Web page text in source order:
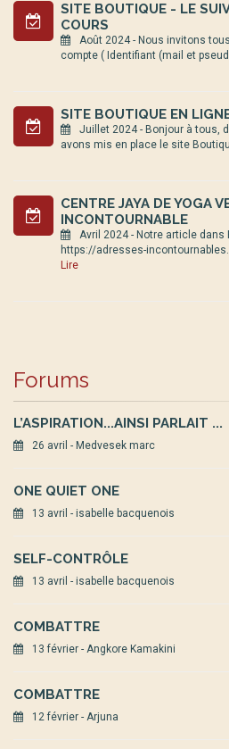
SITE BOUTIQUE - LE
COURS
Août 2024 - Nous invitons
compte ( Identifiant (mail et
SITE BOUTIQUE EN
Juillet 2024 - Bonjour à tous,
avons mis en place le site
CENTRE JAYA DE YOGA
INCONTOURNABLE
Avril 2024 - Notre article dans
https://adresses-
Lire
Forums
L’ASPIRATION...AINSI PARLAIT ...
26 avril - Medvesek marc
ONE QUIET ONE
13 avril - isabelle bacquenois
SELF-CONTRÔLE
13 avril - isabelle bacquenois
COMBATTRE
13 février - Angkore Kamakini
COMBATTRE
12 février - Arjuna